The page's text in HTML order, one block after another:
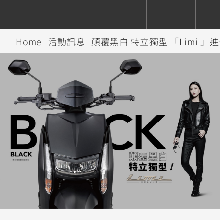
依排氣量
Super
Sport
Hyper
Naked
Sport
Heritage
YZF-R9
550+
YZF-R7
550+
MT-
AMT
550+
MT-
550+
XSR
700
550+
XSR
155
依排氣量
Premium Sport FashionAdventure Family
TMAX
550+
XMAX
251~549
CYGNUS
150
CYGNUS
X
Limi
Vinoora
BW'S
125
PW50
AXIS
Z /
Zii
125
JOG
CUXiE
追蹤愛車
我的愛車 瀏覽紀錄
Home 活動訊息 顛覆黑白 特立獨型 「Limi 」